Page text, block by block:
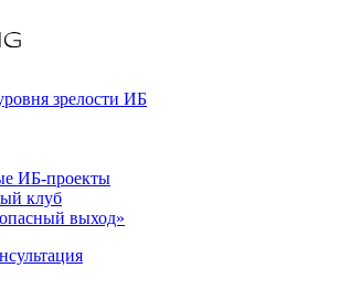
зрелости ИБ
ИБ-проекты
клуб
выход»